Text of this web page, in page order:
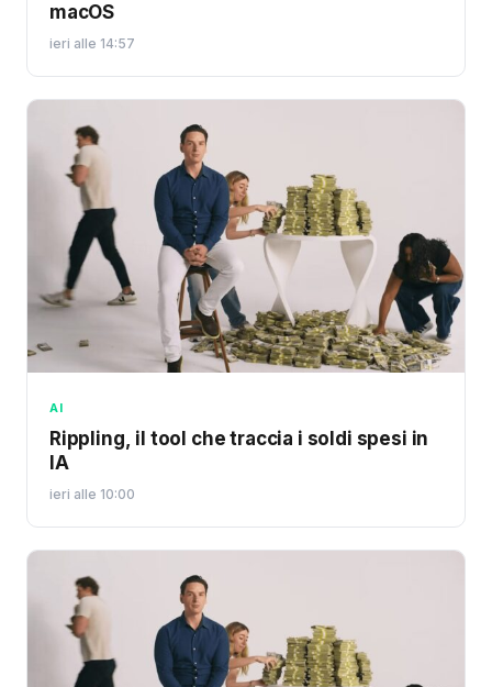
macOS
ieri alle 14:57
AI
Rippling, il tool che traccia i soldi spesi in
IA
ieri alle 10:00